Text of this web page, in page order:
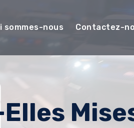
sommes-nous Contactez-